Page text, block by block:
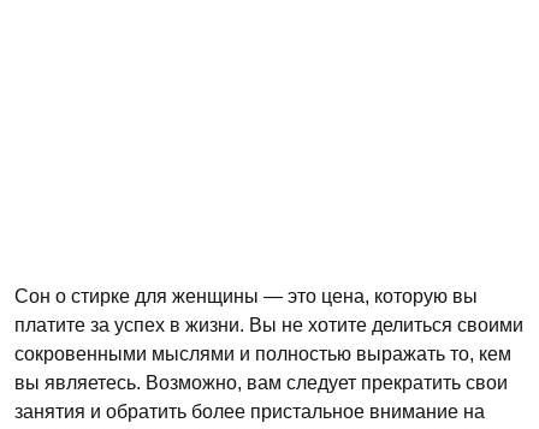
Сон о стирке для женщины — это цена, которую вы
платите за успех в жизни. Вы не хотите делиться своими
сокровенными мыслями и полностью выражать то, кем
вы являетесь. Возможно, вам следует прекратить свои
занятия и обратить более пристальное внимание на